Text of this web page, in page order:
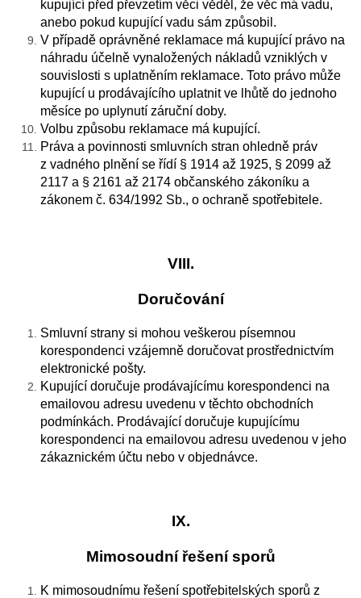
kupující před převzetím věci věděl, že věc má vadu,
anebo pokud kupující vadu sám způsobil.
V případě oprávněné reklamace má kupující právo na
náhradu účelně vynaložených nákladů vzniklých v
souvislosti s uplatněním reklamace. Toto právo může
kupující u prodávajícího uplatnit ve lhůtě do jednoho
měsíce po uplynutí záruční doby.
Volbu způsobu reklamace má kupující.
Práva a povinnosti smluvních stran ohledně práv
z vadného plnění se řídí § 1914 až 1925, § 2099 až
2117 a § 2161 až 2174 občanského zákoníku a
zákonem č. 634/1992 Sb., o ochraně spotřebitele.
VIII.
Doručování
Smluvní strany si mohou veškerou písemnou
korespondenci vzájemně doručovat prostřednictvím
elektronické pošty.
Kupující doručuje prodávajícímu korespondenci na
emailovou adresu uvedenu v těchto obchodních
podmínkách. Prodávající doručuje kupujícímu
korespondenci na emailovou adresu uvedenou v jeho
zákaznickém účtu nebo v objednávce.
IX.
Mimosoudní řešení sporů
K mimosoudnímu řešení spotřebitelských sporů z